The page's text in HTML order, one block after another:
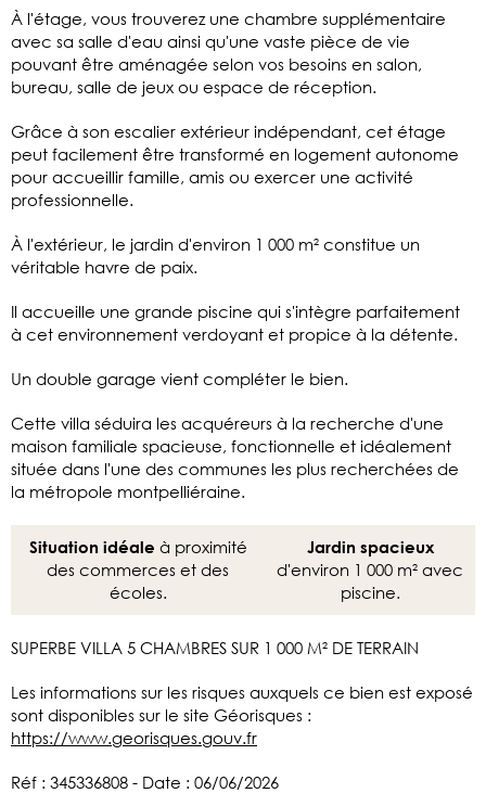
À l'étage, vous trouverez une chambre supplémentaire
avec sa salle d'eau ainsi qu'une vaste pièce de vie
pouvant être aménagée selon vos besoins en salon,
bureau, salle de jeux ou espace de réception.
Grâce à son escalier extérieur indépendant, cet étage
peut facilement être transformé en logement autonome
pour accueillir famille, amis ou exercer une activité
professionnelle.
À l'extérieur, le jardin d'environ 1 000 m² constitue un
véritable havre de paix.
Il accueille une grande piscine qui s'intègre parfaitement
à cet environnement verdoyant et propice à la détente.
Un double garage vient compléter le bien.
Cette villa séduira les acquéreurs à la recherche d'une
maison familiale spacieuse, fonctionnelle et idéalement
située dans l'une des communes les plus recherchées de
la métropole montpelliéraine.
Situation idéale à proximité
des commerces et des
écoles.
Jardin spacieux
d'environ 1 000 m² avec
piscine.
SUPERBE VILLA 5 CHAMBRES SUR 1 000 M² DE TERRAIN
Les informations sur les risques auxquels ce bien est exposé
sont disponibles sur le site Géorisques :
https://www.georisques.gouv.fr
Réf : 345336808 - Date : 06/06/2026